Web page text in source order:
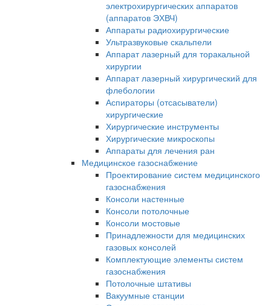
электрохирургических аппаратов
(аппаратов ЭХВЧ)
Аппараты радиохирургические
Ультразвуковые скальпели
Аппарат лазерный для торакальной
хирургии
Аппарат лазерный хирургический для
флебологии
Аспираторы (отсасыватели)
хирургические
Хирургические инструменты
Хирургические микроскопы
Аппараты для лечения ран
Медицинское газоснабжение
Проектирование систем медицинского
газоснабжения
Консоли настенные
Консоли потолочные
Консоли мостовые
Принадлежности для медицинских
газовых консолей
Комплектующие элементы систем
газоснабжения
Потолочные штативы
Вакуумные станции